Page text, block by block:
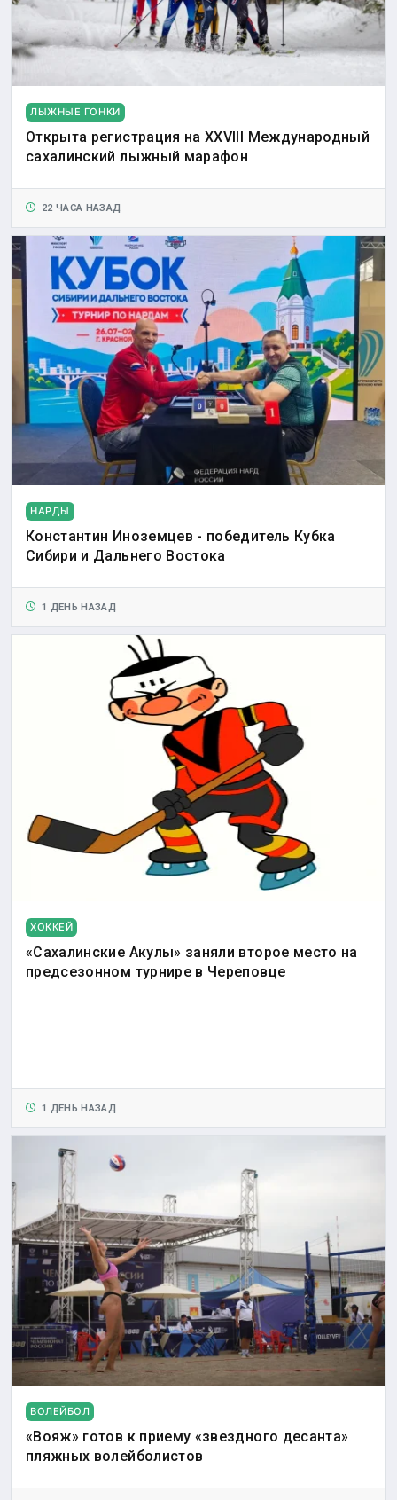
ЛЫЖНЫЕ ГОНКИ
Открыта регистрация на XXVIII Международный
сахалинский лыжный марафон
22 ЧАСА НАЗАД
НАРДЫ
Константин Иноземцев - победитель Кубка
Сибири и Дальнего Востока
1 ДЕНЬ НАЗАД
ХОККЕЙ
«Сахалинские Акулы» заняли второе место на
предсезонном турнире в Череповце
1 ДЕНЬ НАЗАД
ВОЛЕЙБОЛ
«Вояж» готов к приему «звездного десанта»
пляжных волейболистов